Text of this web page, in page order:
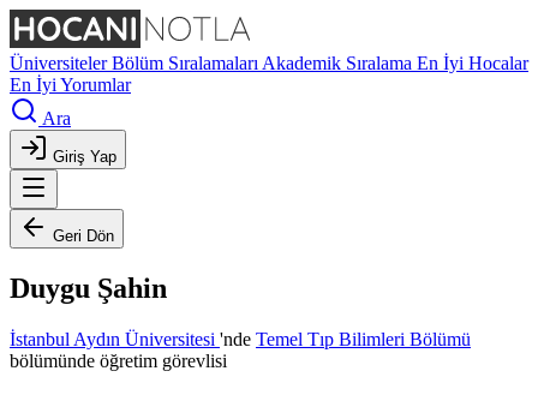
ÜniversitelerBölüm Sıralamaları Akademik Sıralama En İyi Hocalar
En İyi Yorumlar
Ara
Giriş Yap
Geri Dön
Duygu Şahin
İstanbul Aydın Üniversitesi 'nde Temel Tıp Bilimleri Bölümü
bölümünde öğretim görevlisi